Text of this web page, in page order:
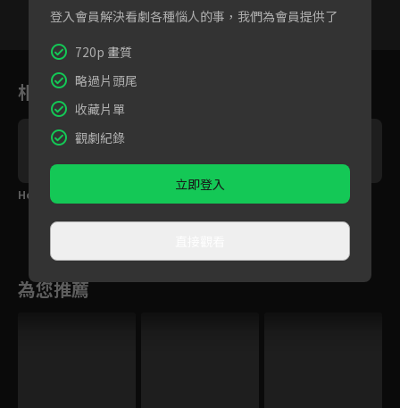
2
相關花絮
Howie〈享受孤獨〉
阿彥〈帶走了我的所
Ashlee艾許〈成全〉
為您推薦
登入會員解決看劇各種惱人的事，我們為會員提供了
720p 畫質
略過片頭尾
收藏片單
觀劇紀錄
立即登入